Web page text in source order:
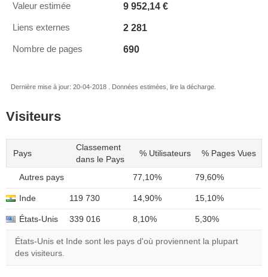
Valeur estimée 9 952,14 €
Liens externes 2 281
Nombre de pages 690
Dernière mise à jour: 20-04-2018 . Données estimées, lire la décharge.
Visiteurs
Pays
Classement
dans le Pays
% Utilisateurs % Pages Vues
Autres pays 77,10% 79,60%
Inde 119 730 14,90% 15,10%
États-Unis 339 016 8,10% 5,30%
États-Unis et Inde sont les pays d'où proviennent la plupart
des visiteurs.